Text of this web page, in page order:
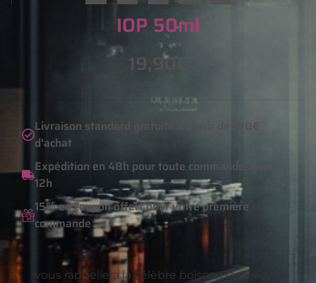
IOP 50ml
19,90
Livraison standard gratuite à partir de 100€
d'achat
Expédition en 48h pour toute commande avant
12h
15% en coupon offert pour votre première
commande
vous rappellera la célèbre boisson lactée à la